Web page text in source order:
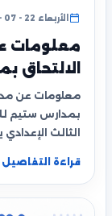
الأربعاء 22 - 07 - 2026
معلومات
الالتحاق
معلومات عن
الثالث
قراءة التفاصيل